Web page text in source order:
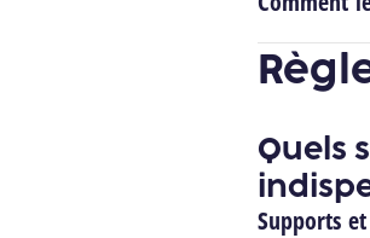
Quels
Supports